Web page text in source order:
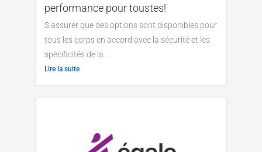
performance pour toustes!
S’assurer que des options sont disponibles pour
tous les corps en accord avec la sécurité et les
spécificités de la...
Lire la suite